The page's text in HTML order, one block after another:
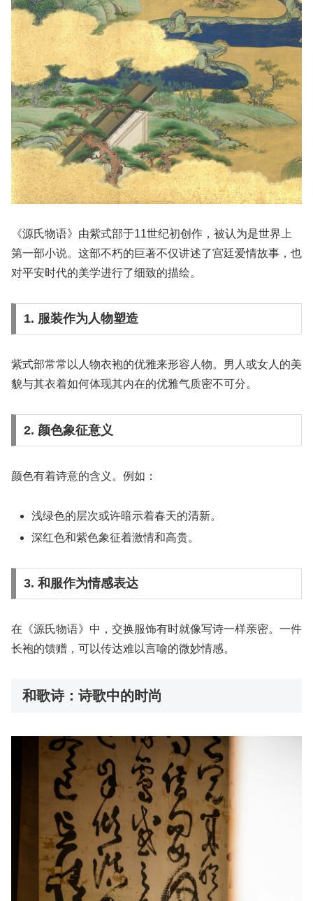
《源氏物语》由紫式部于11世纪初创作，被认为是世界上
第一部小说。这部不朽的巨著不仅讲述了宫廷爱情故事，也
对平安时代的美学进行了细致的描绘。
1. 服装作为人物塑造
紫式部常常以人物衣袍的优雅来形容人物。男人或女人的美
貌与其衣着如何体现其内在的优雅气质密不可分。
2. 颜色象征意义
颜色有着诗意的含义。例如：
浅绿色的层次或许暗示着春天的清新。
深红色和紫色象征着激情和高贵。
3. 和服作为情感表达
在《源氏物语》中，交换服饰有时就像写诗一样亲密。一件
长袍的馈赠，可以传达难以言喻的微妙情感。
和歌诗：诗歌中的时尚